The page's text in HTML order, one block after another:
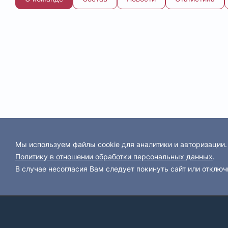
Мы используем файлы cookie для аналитики и
Политику в отношении обработки персональных данных.
В случае несогласия Вам следует покинуть сайт или